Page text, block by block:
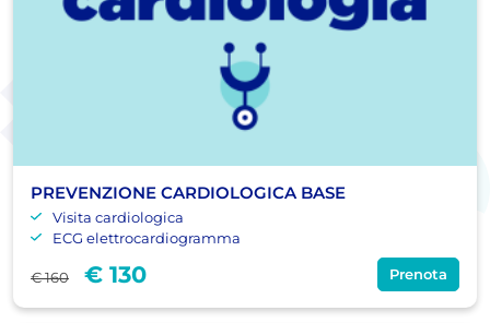
PREVENZIONE CARDIOLOGICA BASE
Visita cardiologica
ECG elettrocardiogramma
€ 160 € 130 Prenota